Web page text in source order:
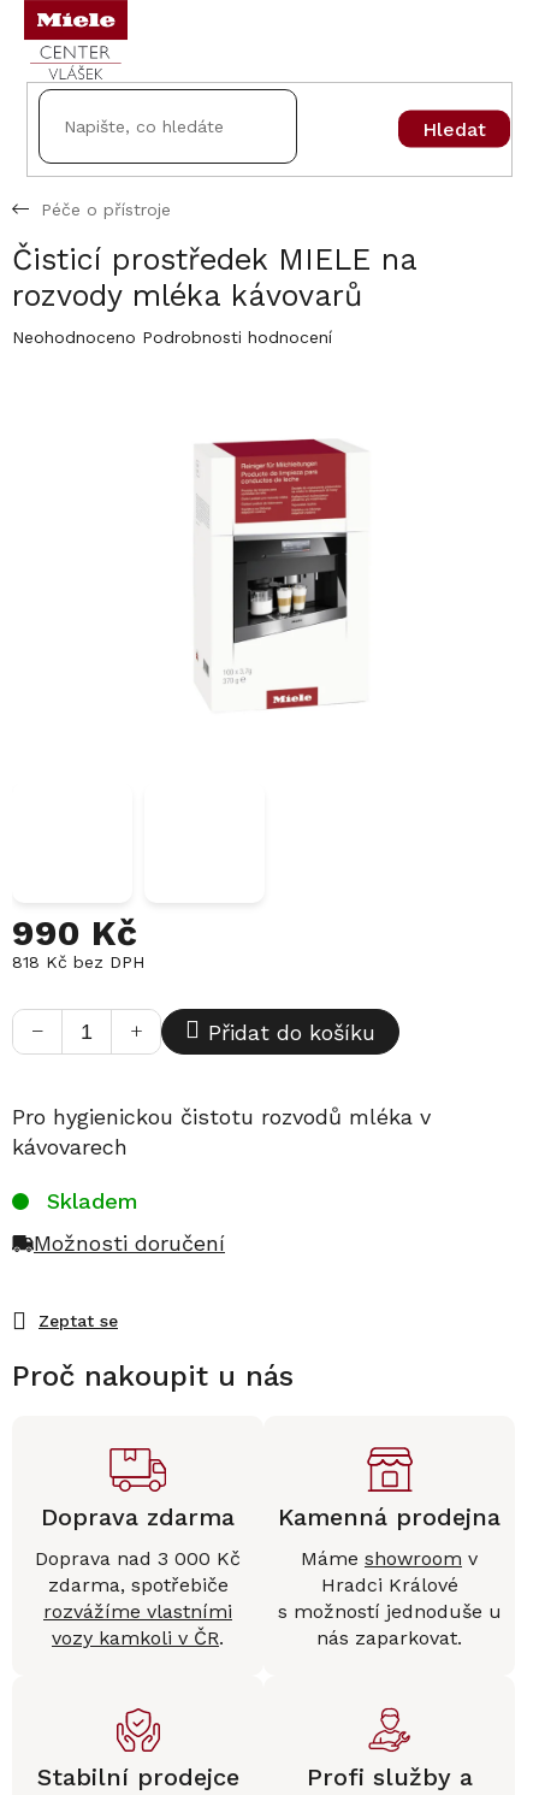
Přejít
obsah
Hledat
Péče o přístroje
Čisticí prostředek MIELE na
rozvody mléka kávovarů
Průměrné
Neohodnoceno Podrobnosti hodnocení
990 Kč
818 Kč bez DPH
cena:
+
− Přidat do košíku
Pro hygienickou čistotu rozvodů mléka v
kávovarech
Zeptat se
Skladem
Možnosti doručení
Proč nakoupit u nás
Doprava zdarma
Doprava nad 3 000 Kč
zdarma, spotřebiče
rozvážíme vlastními
vozy kamkoli v ČR.
Kamenná prodejna
Máme showroom v
Hradci Králové
s možností jednoduše u
nás zaparkovat.
Stabilní prodejce
Profi služby a